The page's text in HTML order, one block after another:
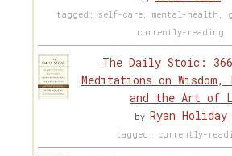
tagged: self-care, mental-health,
currently-reading
The Daily Stoic: 366
Meditations on Wisdom,
and the Art of
by Ryan Holiday
tagged: currently-